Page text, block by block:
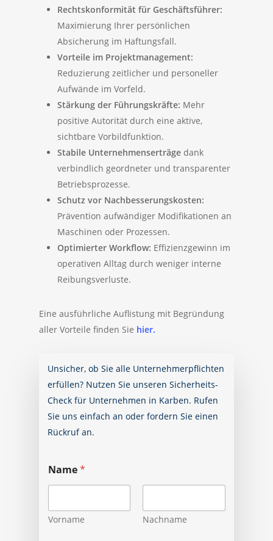
Rechtskonformität für Geschäftsführer:
Maximierung Ihrer persönlichen
Absicherung im Haftungsfall.
Vorteile im Projektmanagement:
Reduzierung zeitlicher und personeller
Aufwände im Vorfeld.
Stärkung der Führungskräfte: Mehr
positive Autorität durch eine aktive,
sichtbare Vorbildfunktion.
Stabile Unternehmenserträge dank
verbindlich geordneter und transparenter
Betriebsprozesse.
Schutz vor Nachbesserungskosten:
Prävention aufwändiger Modifikationen an
Maschinen oder Prozessen.
Optimierter Workflow: Effizienzgewinn im
operativen Alltag durch weniger interne
Reibungsverluste.
Eine ausführliche Auflistung mit Begründung
aller Vorteile finden Sie hier.
Unsicher, ob Sie alle Unternehmerpflichten
erfüllen? Nutzen Sie unseren Sicherheits-
Check für Unternehmen in Karben. Rufen
Sie uns einfach an oder fordern Sie einen
Rückruf an.
Name*
Vorname Nachname